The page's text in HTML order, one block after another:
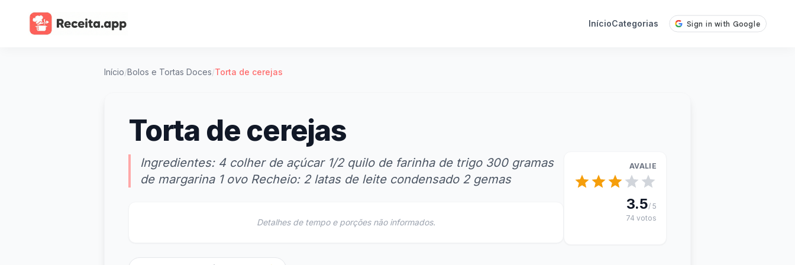
InícioCategorias
Início/Bolos e Tortas Doces/Torta de cerejas
Torta de cerejas
Ingredientes: 4 colher de açúcar 1/2 quilo de farinha de trigo 300 gramas
de margarina 1 ovo Recheio: 2 latas de leite condensado 2 gemas
Detalhes de tempo e porções não informados.
AVALIE
3.5/ 5
74 votos